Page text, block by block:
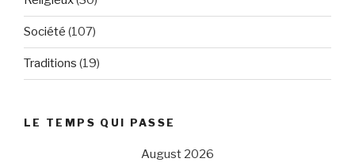
Société (107)
Traditions (19)
LE TEMPS QUI PASSE
August 2026